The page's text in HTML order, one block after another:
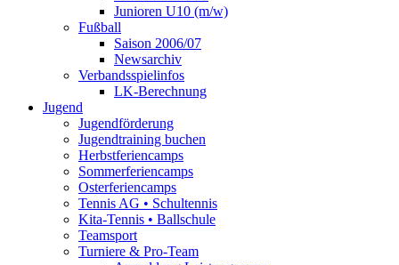
Junioren U10 (m/w)
Fußball
Saison 2006/07
Newsarchiv
Verbandsspielinfos
LK-Berechnung
Jugend
Jugendförderung
Jugendtraining buchen
Herbstferiencamps
Sommerferiencamps
Osterferiencamps
Tennis AG • Schultennis
Kita-Tennis • Ballschule
Teamsport
Turniere & Pro-Team